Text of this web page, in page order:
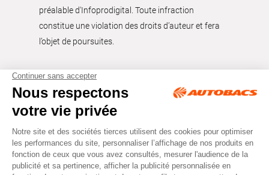
préalable d'Infoprodigital. Toute infraction
constitue une violation des droits d’auteur et fera
l’objet de poursuites.
Tous droits réservés © Autobacs